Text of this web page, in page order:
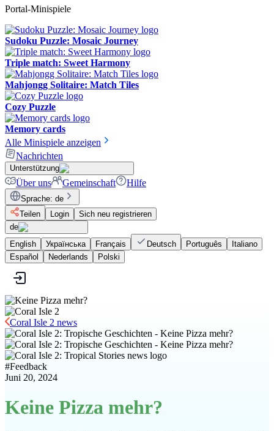
Portal-Minispiele
Sudoku Puzzle: Mosaic Journey
Triple match: Sweet Harmony
Mahjongg Solitaire: Match Tiles
Cozy Puzzle
Memory cards
Alle Minispiele anzeigen
Nachrichten
Unterstützung
Über uns Gemeinschaft Hilfe
Sprache: de
Teilen
Login
Sich neu registrieren
de
English
Українська Français Deutsch Português
Italiano
Español
Nederlands Polski
Coral Isle 2 news
#Feedback
Juni 20, 2024
Keine Pizza mehr?